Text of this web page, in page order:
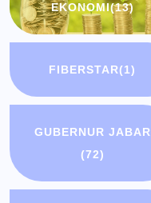
EKONOMI(13)
FIBERSTAR(1)
GUBERNUR JABAR
(72)